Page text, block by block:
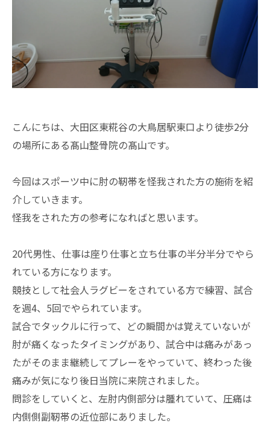
こんにちは、大田区東糀谷の大鳥居駅東口より徒歩2分
の場所にある髙山整骨院の髙山です。
今回はスポーツ中に肘の靭帯を怪我された方の施術を紹
介していきます。
怪我をされた方の参考になればと思います。
20代男性、仕事は座り仕事と立ち仕事の半分半分でやら
れている方になります。
競技として社会人ラグビーをされている方で練習、試合
を週4、5回でやられています。
試合でタックルに行って、どの瞬間かは覚えていないが
肘が痛くなったタイミングがあり、試合中は痛みがあっ
たがそのまま継続してプレーをやっていて、終わった後
痛みが気になり後日当院に来院されました。
問診をしていくと、左肘内側部分は腫れていて、圧痛は
内側側副靭帯の近位部にありました。